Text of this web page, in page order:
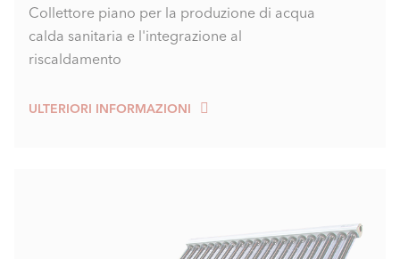
Collettore piano per la produzione di acqua
calda sanitaria e l'integrazione al
riscaldamento
ULTERIORI INFORMAZIONI